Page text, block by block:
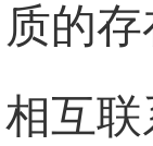
质的
相互